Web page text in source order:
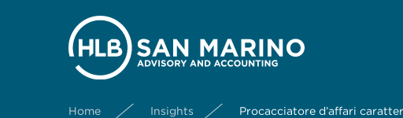
Home Insights Procacciatore d’affari